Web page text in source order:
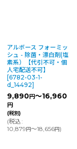
アルボース フォーミッ
シュ - 除菌・漂白剤(塩
素系）【代引不可・個
人宅配送不可】
[6782-03-1-
d_14492]
9,890円～16,960
円
(税別)
(税込:
10,879円～18,656円)